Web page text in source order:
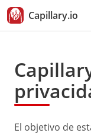
Capillary.io
El objetivo de